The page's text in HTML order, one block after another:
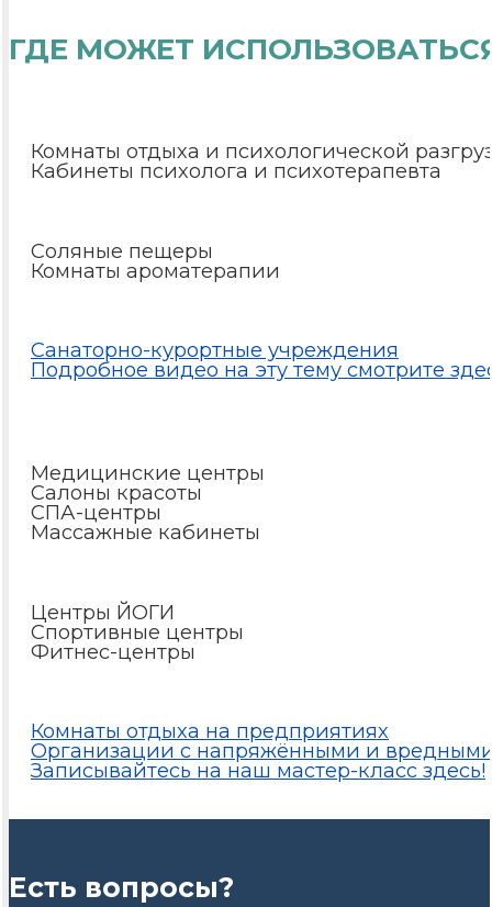
ГДЕ МОЖЕТ
Комнаты отдыха и психологической
Кабинеты психолога и психотерапевта
Соляные пещеры
Комнаты ароматерапии
Санаторно-курортные учреждения
Подробное видео на эту тему смотрите
Медицинские центры
Салоны красоты
СПА-центры
Массажные кабинеты
Центры ЙОГИ
Спортивные центры
Фитнес-центры
Комнаты отдыха на предприятиях
Организации с напряжёнными и
Записывайтесь на наш мастер-класс здесь!
Есть вопросы?